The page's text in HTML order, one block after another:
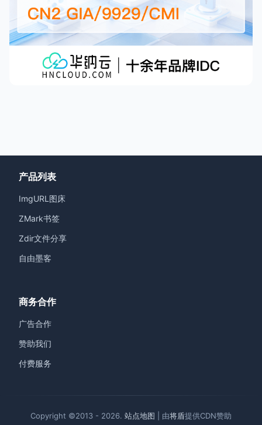
产品列表
ImgURL图床
ZMark书签
Zdir文件分享
自由墨客
商务合作
广告合作
赞助我们
付费服务
Copyright ©2013 - 2026. 站点地图 | 由将盾提供CDN赞助